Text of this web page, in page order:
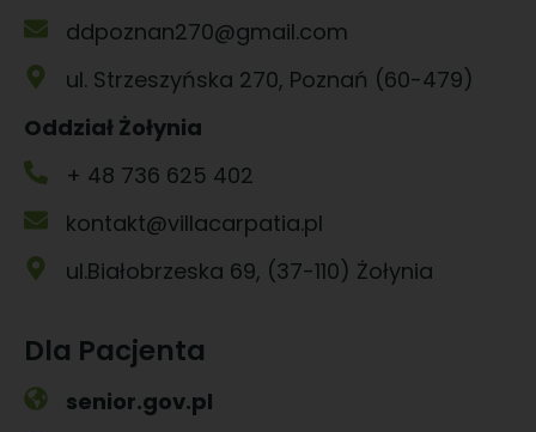
ddpoznan270@gmail.com
ul. Strzeszyńska 270, Poznań (60-479)
Oddział Żołynia
+ 48 736 625 402
kontakt@villacarpatia.pl
ul.Białobrzeska 69, (37-110) Żołynia
Dla Pacjenta
senior.gov.pl